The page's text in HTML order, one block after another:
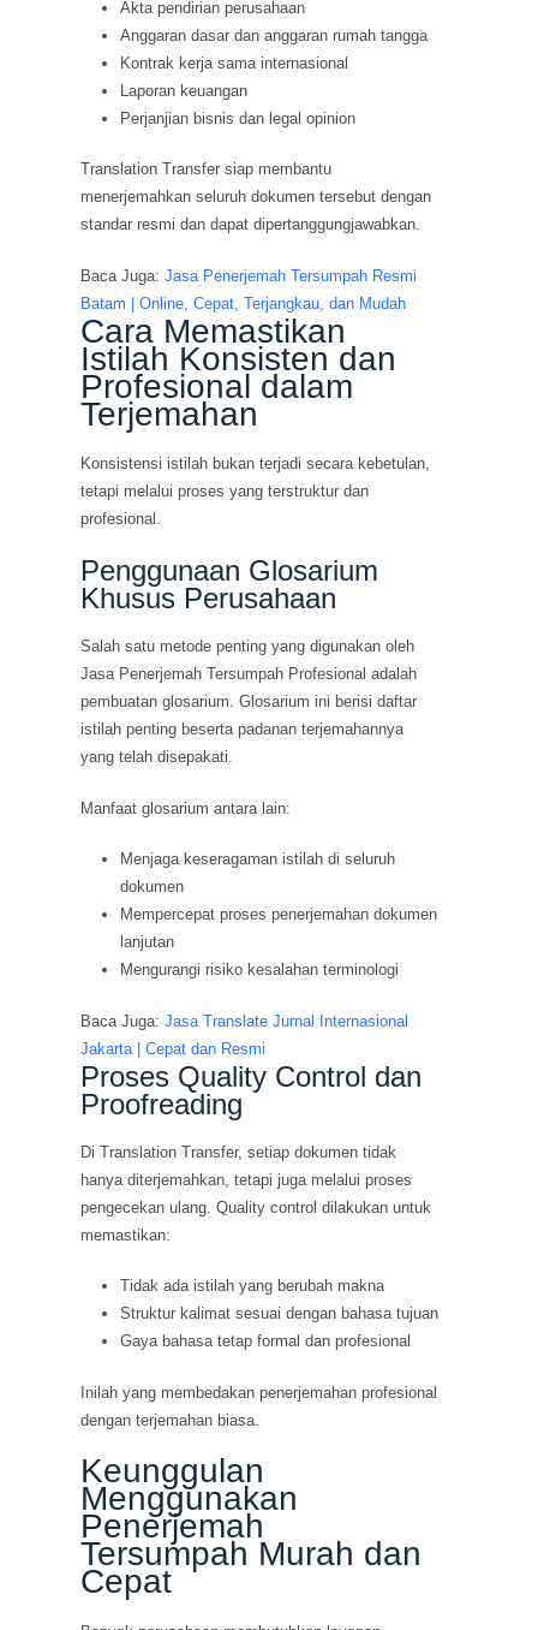
Akta pendirian perusahaan
Anggaran dasar dan anggaran rumah tangga
Kontrak kerja sama internasional
Laporan keuangan
Perjanjian bisnis dan legal opinion
Translation Transfer siap membantu
menerjemahkan seluruh dokumen tersebut dengan
standar resmi dan dapat dipertanggungjawabkan.
Baca Juga:Jasa Penerjemah Tersumpah Resmi
Batam | Online, Cepat, Terjangkau, dan Mudah
Cara Memastikan
Istilah Konsisten dan
Profesional dalam
Terjemahan
Konsistensi istilah bukan terjadi secara kebetulan,
tetapi melalui proses yang terstruktur dan
profesional.
Penggunaan Glosarium
Khusus Perusahaan
Salah satu metode penting yang digunakan oleh
Jasa Penerjemah Tersumpah Profesional adalah
pembuatan glosarium. Glosarium ini berisi daftar
istilah penting beserta padanan terjemahannya
yang telah disepakati.
Manfaat glosarium antara lain:
Menjaga keseragaman istilah di seluruh
dokumen
Mempercepat proses penerjemahan dokumen
lanjutan
Mengurangi risiko kesalahan terminologi
Baca Juga:Jasa Translate Jurnal Internasional
Jakarta | Cepat dan Resmi
Proses Quality Control dan
Proofreading
Di Translation Transfer, setiap dokumen tidak
hanya diterjemahkan, tetapi juga melalui proses
pengecekan ulang. Quality control dilakukan untuk
memastikan:
Tidak ada istilah yang berubah makna
Struktur kalimat sesuai dengan bahasa tujuan
Gaya bahasa tetap formal dan profesional
Inilah yang membedakan penerjemahan profesional
dengan terjemahan biasa.
Keunggulan
Menggunakan
Penerjemah
Tersumpah Murah dan
Cepat